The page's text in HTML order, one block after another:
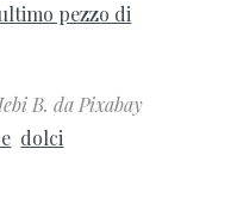
pezzo di
B. da Pixabay
dolci